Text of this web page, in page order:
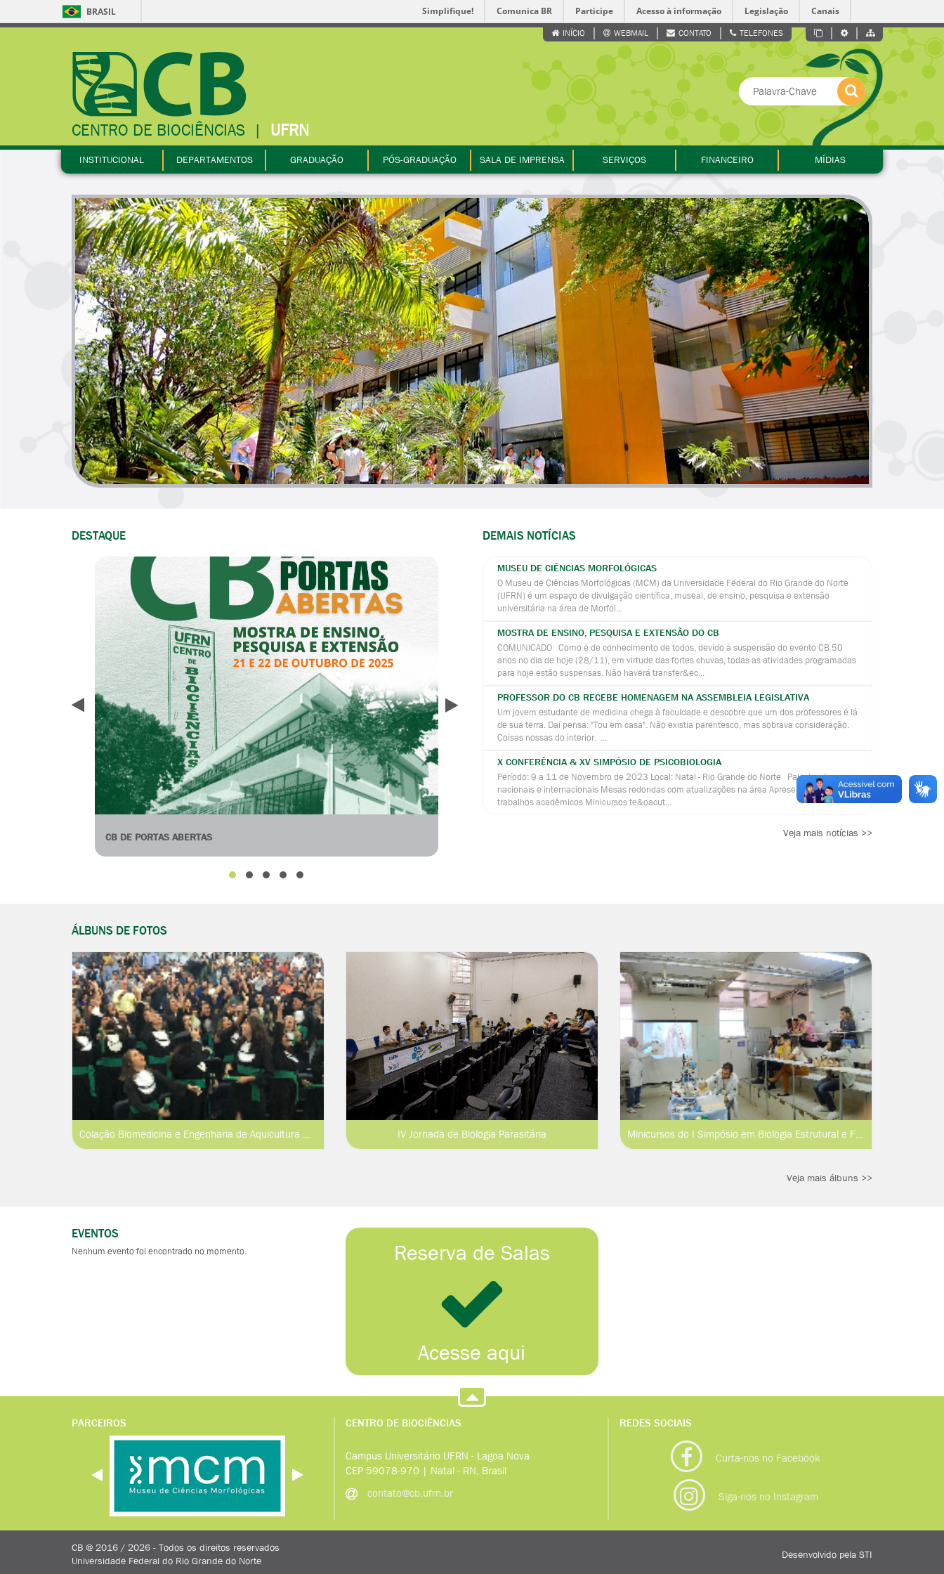
BRASIL Simplifique! Comunica BR Participe Acesso à informação Legislação Canais
INÍCIO WEBMAIL CONTATO TELEFONES
CENTRO DE BIOCIÊNCIAS | UFRN
INSTITUCIONAL DEPARTAMENTOS GRADUAÇÃO PÓS-GRADUAÇÃO SALA DE IMPRENSA SERVIÇOS FINANCEIRO MÍDIAS
DESTAQUE
Anterior
CB DE PORTAS ABERTAS
Próximo
DEMAIS NOTÍCIAS
MUSEU DE CIÊNCIAS MORFOLÓGICAS
O Museu de Ciências Morfológicas (MCM) da Universidade Federal do Rio Grande do Norte
(UFRN) é um espaço de divulgação científica, museal, de ensino, pesquisa e extensão
universitária na área de Morfol...
MOSTRA DE ENSINO, PESQUISA E EXTENSÃO DO CB
COMUNICADO Como é de conhecimento de todos, devido à suspensão do evento CB 50
anos no dia de hoje (28/11), em virtude das fortes chuvas, todas as atividades programadas
para hoje estão suspensas. Não haverá transfer&ec...
PROFESSOR DO CB RECEBE HOMENAGEM NA ASSEMBLEIA LEGISLATIVA
Um jovem estudante de medicina chega à faculdade e descobre que um dos professores é lá
de sua terra. Daí pensa: "Tou em casa". Não existia parentesco, mas sobrava consideração.
Coisas nossas do interior. ...
X CONFERÊNCIA & XV SIMPÓSIO DE PSICOBIOLOGIA
Período: 9 a 11 de Novembro de 2023 Local: Natal - Rio Grande do Norte Palestrantes
nacionais e internacionais Mesas redondas com atualizações na área Apresentação de
trabalhos acadêmicos Minicursos te&oacut...
Veja mais notícias >>
ÁLBUNS DE FOTOS
Colação Biomedicina e Engenharia de Aquicultura 2019.1 IV Jornada de Biologia Parasitária Minicursos do I Simpósio em Biologia Estrutural e Funcional
Veja mais álbuns >>
EVENTOS
Nenhum evento foi encontrado no momento. Reserva de Salas
Acesse aqui
PARCEIROS CENTRO DE BIOCIÊNCIAS
Campus Universitário UFRN - Lagoa Nova
CEP 59078-970 | Natal - RN, Brasil
contato@cb.ufrn.br
REDES SOCIAIS
Curta-nos no Facebook
Siga-nos no Instagram
CB @ 2016 / 2026 - Todos os direitos reservados
Universidade Federal do Rio Grande do Norte
Desenvolvido pela STI